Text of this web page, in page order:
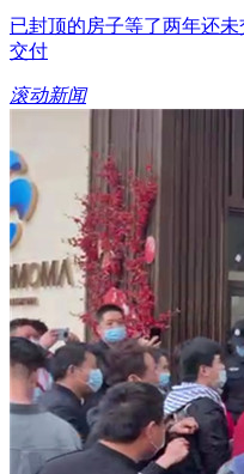
已封顶的房子等了两年还
交付
滚动新闻